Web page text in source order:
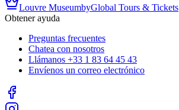
Louvre MuseumbyGlobal Tours & Tickets
Obtener ayuda
Preguntas frecuentes
Chatea con nosotros
Llámanos +33 1 83 64 45 43
Envíenos un correo electrónico